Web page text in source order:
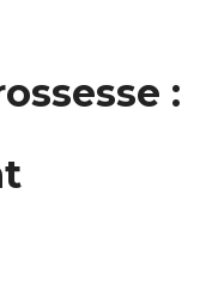
: